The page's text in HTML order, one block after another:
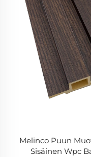
Melinco Puun
Sisäinen Wpc